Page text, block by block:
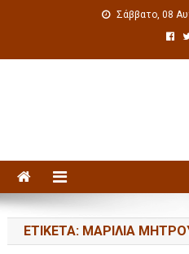
Σάββατο, 08
ΕΤΙΚΈΤΑ: ΜΑΡΊΛΙΑ